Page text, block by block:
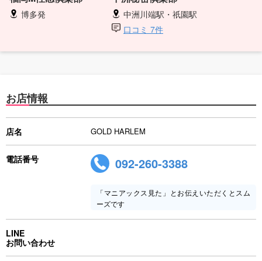
博多発
中洲川端駅・祇園駅
口コミ 7件
お店情報
店名 GOLD HARLEM
電話番号 092-260-3388
「マニアックス見た」とお伝えいただくとスム
ーズです
LINE
お問い合わせ